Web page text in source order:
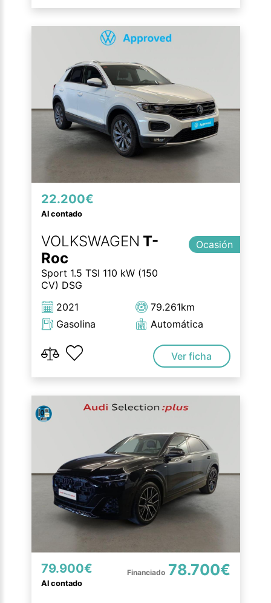
22.200€
Al contado
VOLKSWAGEN T-
Roc
Sport 1.5 TSI 110 kW (150
CV) DSG
Ocasión
2021
Gasolina
79.261km
Automática
Ver ficha
79.900€
Al contado
78.700€